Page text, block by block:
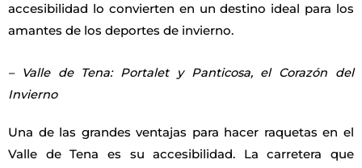
accesibilidad lo convierten en un destino ideal para los
amantes de los deportes de invierno.
– Valle de Tena: Portalet y Panticosa, el Corazón del
Invierno
Una de las grandes ventajas para hacer raquetas en el
Valle de Tena es su accesibilidad. La carretera que